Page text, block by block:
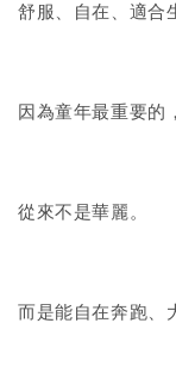
舒服、自在、適合
因為童年最重要的，
從來不是華麗。
而是能自在奔跑、